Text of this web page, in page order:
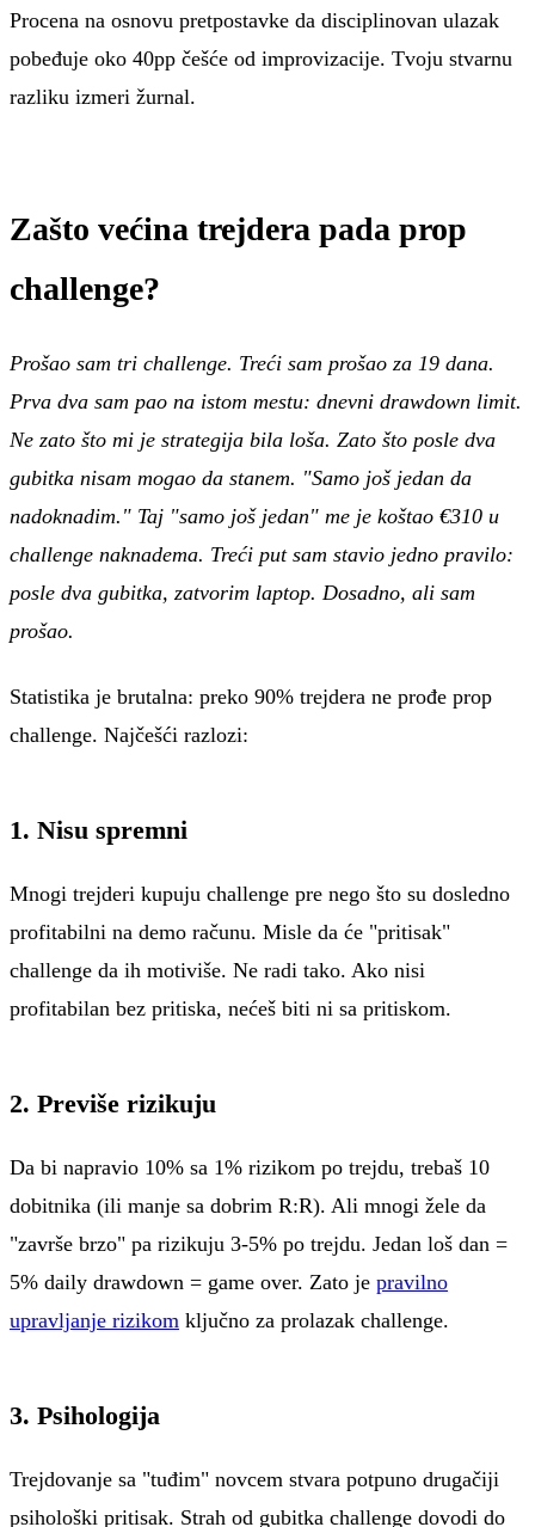
Procena na osnovu pretpostavke da disciplinovan ulazak
pobeđuje oko 40pp češće od improvizacije. Tvoju stvarnu
razliku izmeri žurnal.
Zašto većina trejdera pada prop
challenge?
Prošao sam tri challenge. Treći sam prošao za 19 dana.
Prva dva sam pao na istom mestu: dnevni drawdown limit.
Ne zato što mi je strategija bila loša. Zato što posle dva
gubitka nisam mogao da stanem. "Samo još jedan da
nadoknadim." Taj "samo još jedan" me je koštao €310 u
challenge naknadema. Treći put sam stavio jedno pravilo:
posle dva gubitka, zatvorim laptop. Dosadno, ali sam
prošao.
Statistika je brutalna: preko 90% trejdera ne prođe prop
challenge. Najčešći razlozi:
1. Nisu spremni
Mnogi trejderi kupuju challenge pre nego što su dosledno
profitabilni na demo računu. Misle da će "pritisak"
challenge da ih motiviše. Ne radi tako. Ako nisi
profitabilan bez pritiska, nećeš biti ni sa pritiskom.
2. Previše rizikuju
Da bi napravio 10% sa 1% rizikom po trejdu, trebaš 10
dobitnika (ili manje sa dobrim R:R). Ali mnogi žele da
"završe brzo" pa rizikuju 3-5% po trejdu. Jedan loš dan =
5% daily drawdown = game over. Zato je pravilno
upravljanje rizikom ključno za prolazak challenge.
3. Psihologija
Trejdovanje sa "tuđim" novcem stvara potpuno drugačiji
psihološki pritisak. Strah od gubitka challenge dovodi do